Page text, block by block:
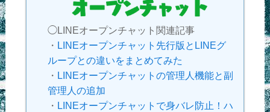
◯LINEオープンチャット関連記事
・ LINEオープンチャット先行版とLINEグ
ループとの違いをまとめてみた
・ LINEオープンチャットの管理人機能と副
管理人の追加
・ LINEオープンチャットで身バレ防止！ハ